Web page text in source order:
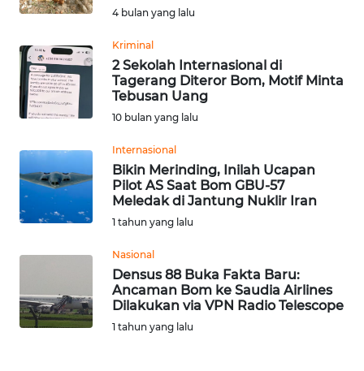
4 bulan yang lalu
Kriminal
2 Sekolah Internasional di
Tagerang Diteror Bom, Motif Minta
Tebusan Uang
10 bulan yang lalu
Internasional
Bikin Merinding, Inilah Ucapan
Pilot AS Saat Bom GBU-57
Meledak di Jantung Nuklir Iran
1 tahun yang lalu
Nasional
Densus 88 Buka Fakta Baru:
Ancaman Bom ke Saudia Airlines
Dilakukan via VPN Radio Telescope
1 tahun yang lalu
INTERNASIONAL
PENDIDIKAN
OLAHRAGA
EDITORIAL